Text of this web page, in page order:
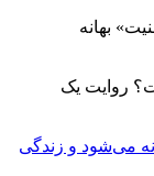
روایت یک
می‌شود و زندگی